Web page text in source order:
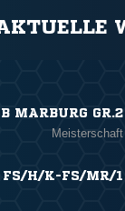
MARBURG GR.2
Meisterschaft
FS/H/K-FS/MR/1